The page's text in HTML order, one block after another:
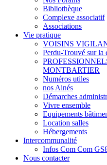
Bibliothèque
Complexe associatif
Associations
Vie pratique
VOISINS
Perdu-Trouvé sur la
MONTBARTIER
Numéros utiles
nos Ainés
Démarches
Vivre ensemble
Equipements
Location salles
Hébergements
Intercommunalité
Infos Com Com
Nous contacter